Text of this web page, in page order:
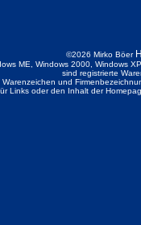
©2026 Mirko Böer
ME, Windows 2000, Windows
sind registrierte
und
Links oder den Inhalt der